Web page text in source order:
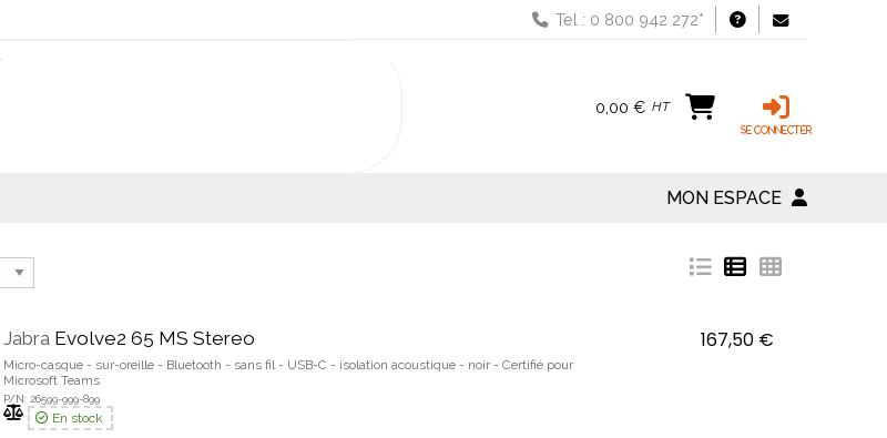
Tel : 0 800 942 272*
0,00 € HT
MON ESPACE
Jabra Evolve2 65 MS Stereo
Micro-casque - sur-oreille - Bluetooth - sans fil - USB-C - isolation acoustique - noir - Certifié pour
Microsoft Teams
P/N: 26599-999-899
En stock
167,50 €